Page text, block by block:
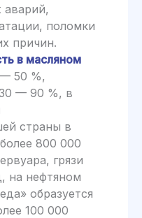
аварий,
поломки
причин.
в масляном
50 %,
— 90 %, в
страны в
800 000
грязи
на нефтяном
образуется
100 000